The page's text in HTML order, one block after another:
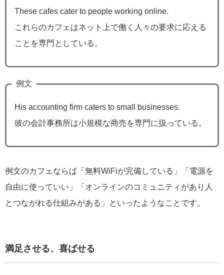
These cafes cater to people working online.
これらのカフェはネット上で働く人々の要求に応える
ことを専門としている。
例文
His accounting firm caters to small businesses.
彼の会計事務所は小規模な商売を専門に扱っている。
例文のカフェならば「無料WiFiが完備している」「電源を
自由に使っていい」「オンラインのコミュニティがあり人
とつながれる仕組みがある」といったようなことです。
満足させる、喜ばせる